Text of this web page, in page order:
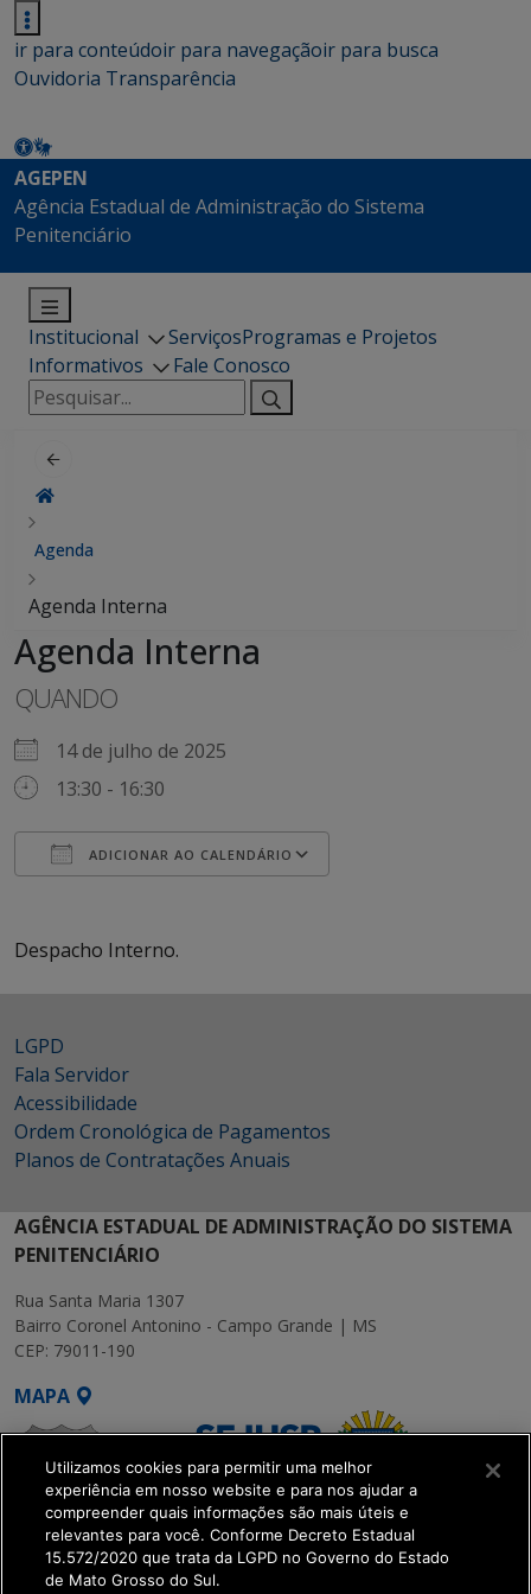
ir para conteúdoir para navegaçãoir para busca
Ouvidoria Transparência
AGEPEN
Agência Estadual de Administração do Sistema
Penitenciário
Institucional ServiçosProgramas e Projetos
Informativos
Fale Conosco
Pesquisar
por:
Agenda
Agenda Interna
Agenda Interna
QUANDO
14 de julho de 2025
13:30 - 16:30
ADICIONAR AO CALENDÁRIO
Despacho Interno.
LGPD
Fala Servidor
Acessibilidade
Ordem Cronológica de Pagamentos
Planos de Contratações Anuais
AGÊNCIA ESTADUAL DE ADMINISTRAÇÃO DO SISTEMA
PENITENCIÁRIO
Rua Santa Maria 1307
Bairro Coronel Antonino - Campo Grande | MS
CEP: 79011-190
MAPA
SETDIG | Secretaria-
Utilizamos cookies para permitir uma melhor
experiência em nosso website e para nos ajudar a
compreender quais informações são mais úteis e
relevantes para você. Conforme Decreto Estadual
15.572/2020 que trata da LGPD no Governo do Estado
de Mato Grosso do Sul.